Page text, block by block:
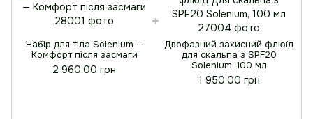
Набір для тіла Solenium —
Комфорт після засмаги
2 960.00 грн
Двофазний захисний флюїд
для скальпа з SPF20
Solenium, 100 мл
1 950.00 грн